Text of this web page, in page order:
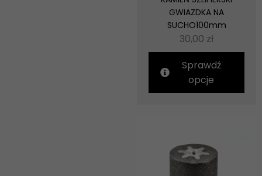
GWIAZDKA NA
SUCHO100mm
30,00 zł
Sprawdź
opcje